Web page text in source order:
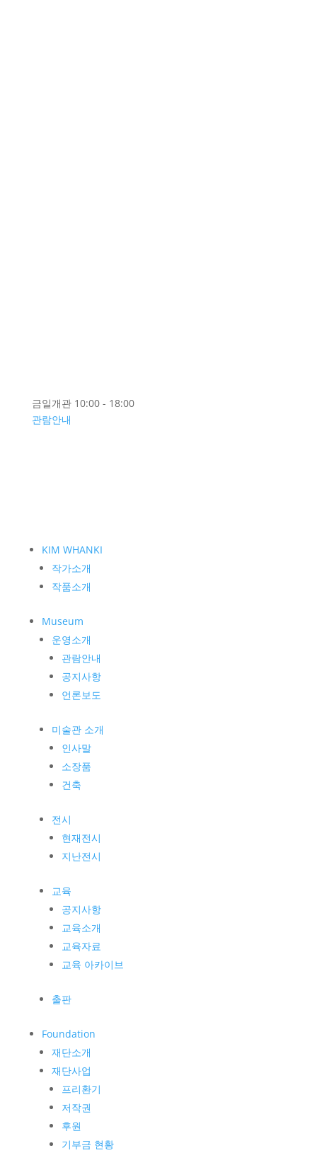
금일개관 10:00 - 18:00
관람안내
KIM WHANKI
작가소개
작품소개
Museum
운영소개
관람안내
공지사항
언론보도
미술관 소개
인사말
소장품
건축
전시
현재전시
지난전시
교육
공지사항
교육소개
교육자료
교육 아카이브
출판
Foundation
재단소개
재단사업
프리환기
저작권
후원
기부금 현황